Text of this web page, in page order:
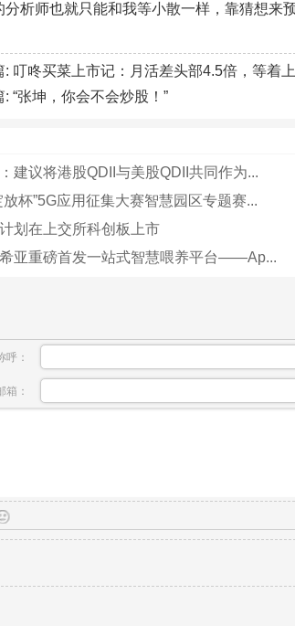
分析师也就只能和我等小散一样，靠猜想来
: 叮咚买菜上市记：月活差头部4.5倍，等着
: “张坤，你会不会炒股！”
建议将港股QDII与美股QDII共同作为...
放杯”5G应用征集大赛智慧园区专题赛...
划在上交所科创板上市
亚重磅首发一站式智慧喂养平台——Ap...
呼：
箱：